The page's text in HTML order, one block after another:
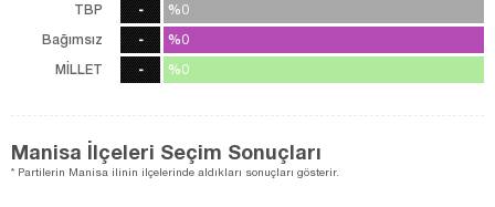
TBP
Bağımsız
MİLLET
-
-
-
%0
%0
%0
%0
%0
%0
Manisa İlçeleri Seçim Sonuçları
* Partilerin Manisa ilinin ilçelerinde aldıkları sonuçları gösterir.